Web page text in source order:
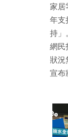
家居
年支
持」
網民
狀況
宣布